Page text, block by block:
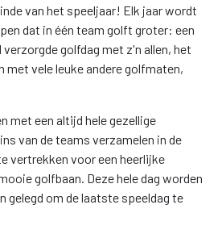
van het speeljaar! Elk jaar wordt
dat in één team golft groter: een
golfdag met z'n allen, het
met vele leuke andere golfmaten,
met een altijd hele gezellige
van de teams verzamelen in de
vertrekken voor een heerlijke
golfbaan. Deze hele dag worden
gelegd om de laatste speeldag te